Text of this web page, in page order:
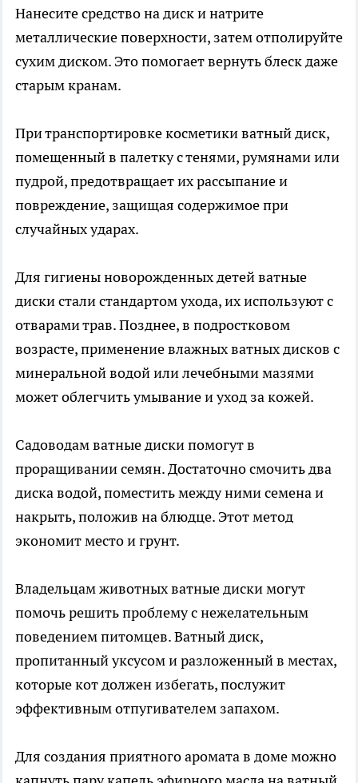
Нанесите средство на диск и натрите
металлические поверхности, затем отполируйте
сухим диском. Это помогает вернуть блеск даже
старым кранам.
При транспортировке косметики ватный диск,
помещенный в палетку с тенями, румянами или
пудрой, предотвращает их рассыпание и
повреждение, защищая содержимое при
случайных ударах.
Для гигиены новорожденных детей ватные
диски стали стандартом ухода, их используют с
отварами трав. Позднее, в подростковом
возрасте, применение влажных ватных дисков с
минеральной водой или лечебными мазями
может облегчить умывание и уход за кожей.
Садоводам ватные диски помогут в
проращивании семян. Достаточно смочить два
диска водой, поместить между ними семена и
накрыть, положив на блюдце. Этот метод
экономит место и грунт.
Владельцам животных ватные диски могут
помочь решить проблему с нежелательным
поведением питомцев. Ватный диск,
пропитанный уксусом и разложенный в местах,
которые кот должен избегать, послужит
эффективным отпугивателем запахом.
Для создания приятного аромата в доме можно